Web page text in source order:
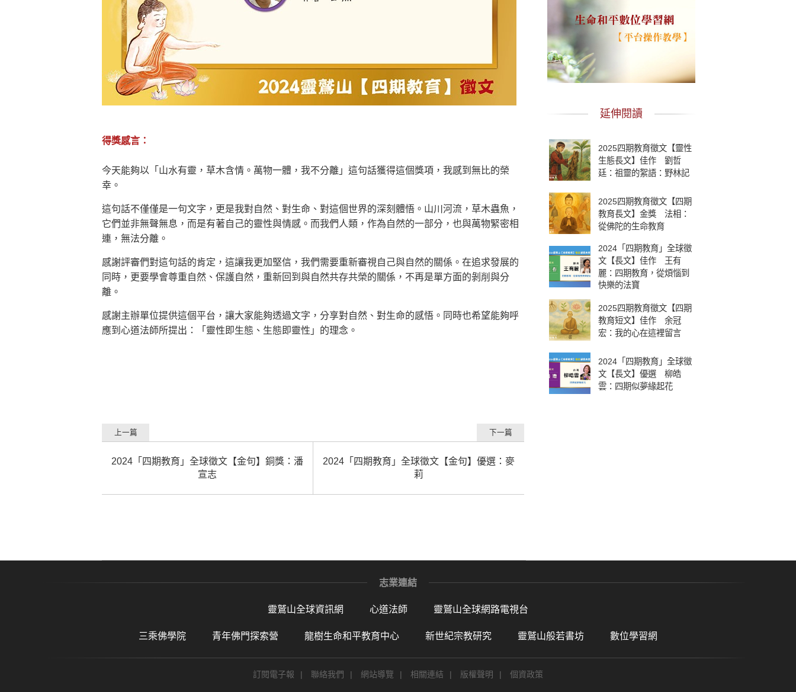
得獎感言：
今天能夠以「山水有靈，草木含情。萬物一體，我不分離」這句話獲得這個獎項，我感到無比的榮
幸。
這句話不僅僅是一句文字，更是我對自然、對生命、對這個世界的深刻體悟。山川河流，草木蟲魚，
它們並非無聲無息，而是有著自己的靈性與情感。而我們人類，作為自然的一部分，也與萬物緊密相
連，無法分離。
感謝評審們對這句話的肯定，這讓我更加堅信，我們需要重新審視自己與自然的關係。在追求發展的
同時，更要學會尊重自然、保護自然，重新回到與自然共存共榮的關係，不再是單方面的剝削與分
離。
感謝主辦單位提供這個平台，讓大家能夠透過文字，分享對自然、對生命的感悟。同時也希望能夠呼
應到心道法師所提出：「靈性即生態、生態即靈性」的理念。
2024「四期教育」全球徵文【金句】銅獎：潘
宣志
上一篇
2024「四期教育」全球徵文【金句】優選：麥
莉
下一篇
延伸閱讀
2025四期教育徵文【靈性
生態長文】佳作 劉哲
廷：祖靈的絮語：野林記
2025四期教育徵文【四期
教育長文】金獎 法相：
從佛陀的生命教育
2024「四期教育」全球徵
文【長文】佳作 王有
麗：四期教育，從煩惱到
快樂的法寶
2025四期教育徵文【四期
教育短文】佳作 余冠
宏：我的心在這裡留言
2024「四期教育」全球徵
文【長文】優選 柳皓
雲：四期似夢緣起花
志業連結
靈鷲山全球資訊網 心道法師 靈鷲山全球網路電視台
三乘佛學院 青年佛門探索營 龍樹生命和平教育中心 新世紀宗教研究 靈鷲山般若書坊 數位學習網
訂閱電子報 | 聯絡我們 | 網站導覽 | 相關連結 | 版權聲明 | 個資政策